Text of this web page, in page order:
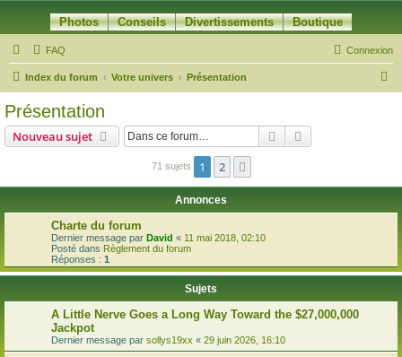
Photos Conseils Divertissements Boutique
FAQ Connexion
Index du forum Votre univers Présentation
r
Présentation
Nouveau sujet Rechercher
71 sujets 1 2
Annonces
Charte du forum
Dernier message par David « 11 mai 2018, 02:10
Posté dans Règlement du forum
Réponses : 1
Sujets
A Little Nerve Goes a Long Way Toward the $27,000,000
Jackpot
Dernier message par sollys19xx « 29 juin 2026, 16:10